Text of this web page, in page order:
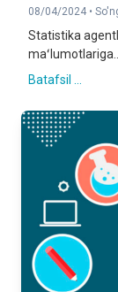
08/04/2024 •
Statistika
maʻlumotlariga...
Batafsil ...